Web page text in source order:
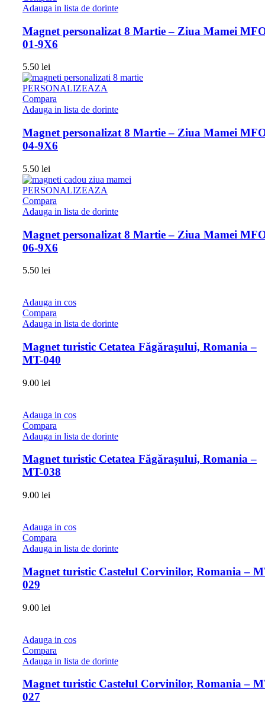
Adauga in lista de dorinte
Magnet personalizat 8 Martie – Ziua Mamei
01-9X6
5.50 lei
PERSONALIZEAZA
Compara
Adauga in lista de dorinte
Magnet personalizat 8 Martie – Ziua Mamei
04-9X6
5.50 lei
PERSONALIZEAZA
Compara
Adauga in lista de dorinte
Magnet personalizat 8 Martie – Ziua Mamei
06-9X6
5.50 lei
Adauga in cos
Compara
Adauga in lista de dorinte
Magnet turistic Cetatea Făgăraşului, Romania –
MT-040
9.00 lei
Adauga in cos
Compara
Adauga in lista de dorinte
Magnet turistic Cetatea Făgărașului, Romania –
MT-038
9.00 lei
Adauga in cos
Compara
Adauga in lista de dorinte
Magnet turistic Castelul Corvinilor, Romania –
029
9.00 lei
Adauga in cos
Compara
Adauga in lista de dorinte
Magnet turistic Castelul Corvinilor, Romania –
027